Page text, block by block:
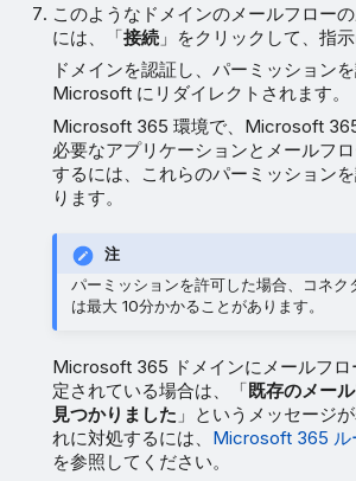
このようなドメインのメールフロー
には、「接続 」をクリックして、指示
ドメインを認証し、パーミッションを
Microsoft にリダイレクトされます。
Microsoft 365 環境で、Microsoft
必要なアプリケーションとメールフ
するには、これらのパーミッション
ります。
注
パーミッションを許可した場合、コネク
は最大 10分かかることがあります。
Microsoft 365 ドメインにメールフロ
定されている場合は、「既存のメー
見つかりました 」というメッセージ
れに対処するには、 Microsoft 365 ル
を参照してください。